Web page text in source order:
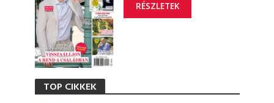
RÉSZLETEK
TOP CIKKEK